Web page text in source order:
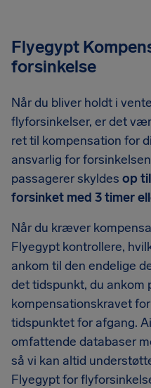
Flyegypt
forsinkelse
Når du bliver holdt i
flyforsinkelser, er det
ret til kompensation for
ansvarlig for
passagerer skyldes op
forsinket med 3 timer
Når du kræver
Flyegypt kontrollere,
ankom til den endelige
det tidspunkt, du ankom
kompensationskravet
tidspunktet for afgang.
omfattende databaser
så vi kan altid
Flyegypt for